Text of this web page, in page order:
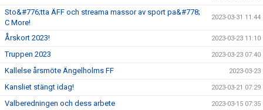
Sto&#776;tta ÄFF och streama massor av sport pa&#778;
C More!
2023-03-31 11:44
Årskort 2023! 2023-03-23 11:10
Truppen 2023 2023-03-23 07:40
Kallelse årsmöte Ängelholms FF 2023-03-23
Kansliet stängt idag! 2023-03-21 07:29
Valberedningen och dess arbete 2023-03-15 07:35